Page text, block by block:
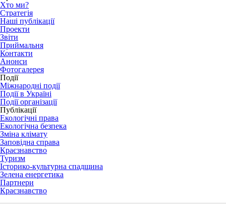
Хто ми?
Стратегія
Наші публікації
Проекти
Звіти
Приймальня
Контакти
Анонси
Фотогалерея
Події
Міжнародні події
Події в Україні
Події організації
Публікації
Екологічні права
Екологічна безпека
Зміна клімату
Заповідна справа
Краєзнавство
Туризм
Історико-культурна спадщина
Зелена енергетика
Партнери
Краєзнавство